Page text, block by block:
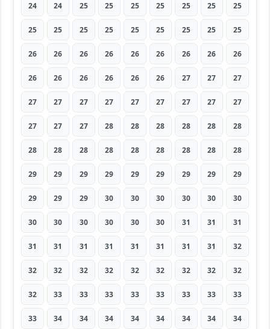
24 24 25 25 25 25 25 25 25
25 25 25 25 25 25 25 25 25
26 26 26 26 26 26 26 26 26
26 26 26 26 26 26 27 27 27
27 27 27 27 27 27 27 27 27
27 27 27 28 28 28 28 28 28
28 28 28 28 28 28 28 28 28
29 29 29 29 29 29 29 29 29
29 29 29 30 30 30 30 30 30
30 30 30 30 30 30 31 31 31
31 31 31 31 31 31 31 31 32
32 32 32 32 32 32 32 32 32
32 33 33 33 33 33 33 33 33
33 34 34 34 34 34 34 34 34